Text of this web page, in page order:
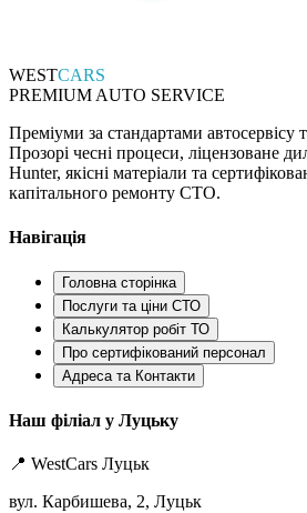
WESTCARS
PREMIUM AUTO SERVICE
Преміуми за стандартами автосервісу
Прозорі чесні процеси, ліцензоване
Hunter, якісні матеріали та
капітального ремонту СТО.
Навігація
Головна сторінка
Послуги та ціни СТО
Калькулятор робіт ТО
Про сертифікований персонал
Адреса та Контакти
Наш філіал у Луцьку
📍 WestCars Луцьк
вул. Карбишева, 2, Луцьк